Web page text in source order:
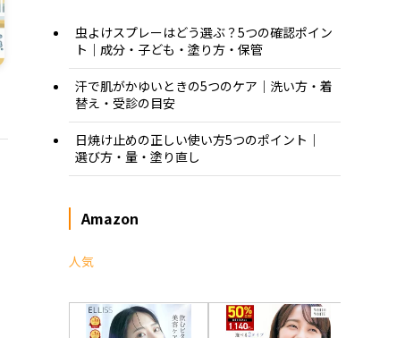
虫よけスプレーはどう選ぶ？5つの確認ポイン
ト｜成分・子ども・塗り方・保管
汗で肌がかゆいときの5つのケア｜洗い方・着
替え・受診の目安
日焼け止めの正しい使い方5つのポイント｜
選び方・量・塗り直し
Amazon
人気